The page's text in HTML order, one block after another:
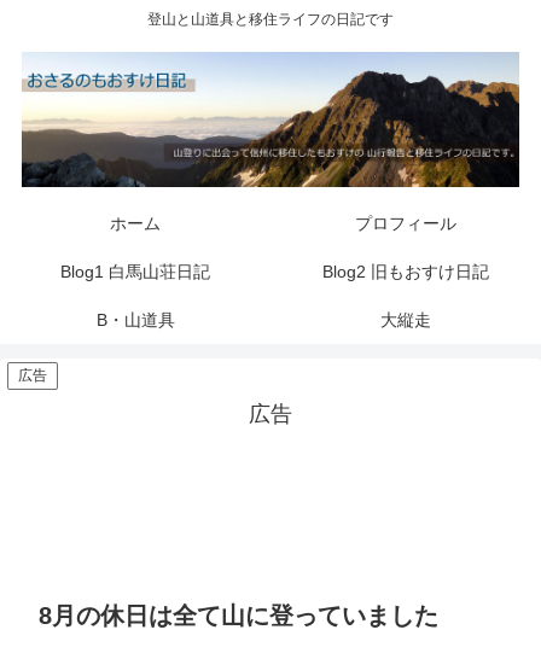
登山と山道具と移住ライフの日記です
ホーム プロフィール
Blog1 白馬山荘日記 Blog2 旧もおすけ日記
B・山道具 大縦走
広告
広告
8月の休日は全て山に登っていました